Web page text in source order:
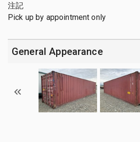
注記
Pick up by appointment only
General Appearance